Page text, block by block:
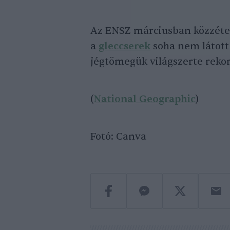
Az ENSZ márciusban
a gleccserek soha nem
jégtömegük világszerte
(National Geographic)
Fotó: Canva